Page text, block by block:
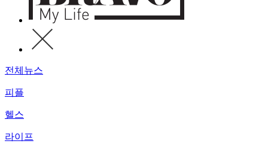
전체뉴스
피플
헬스
라이프